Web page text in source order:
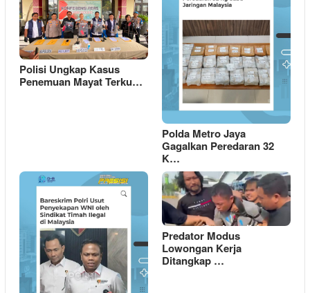
Polisi Ungkap Kasus
Penemuan Mayat Terku…
Polda Metro Jaya
Gagalkan Peredaran 32
K…
Predator Modus
Lowongan Kerja
Ditangkap …